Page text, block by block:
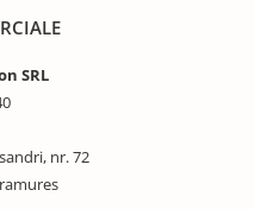
SRL
nr. 72